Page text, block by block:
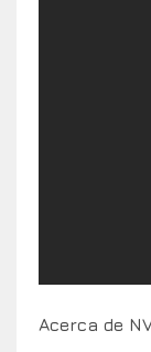
Acerca de